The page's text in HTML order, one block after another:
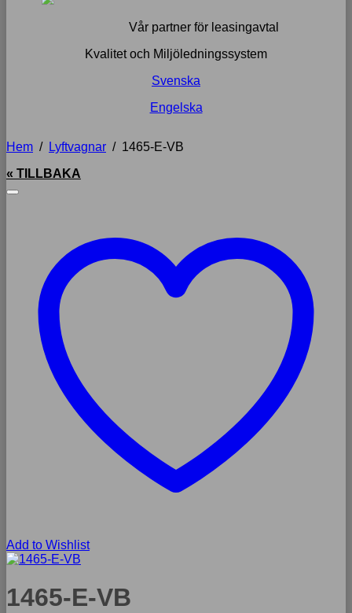
Vår partner för leasingavtal
Kvalitet och Miljöledningssystem
Svenska
Engelska
Hem / Lyftvagnar / 1465-E-VB
« TILLBAKA
Add to Wishlist
1465-E-VB